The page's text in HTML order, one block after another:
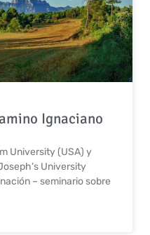
Ignaciano
University (USA) y
University
– seminario sobre